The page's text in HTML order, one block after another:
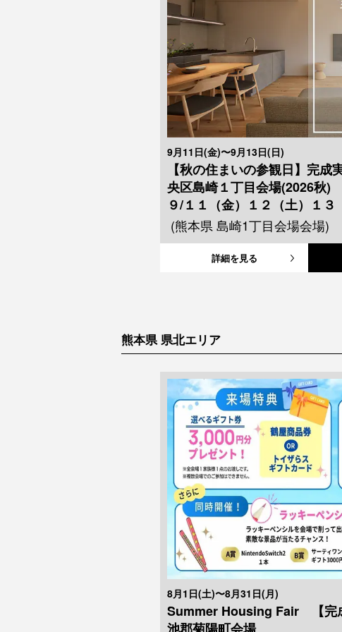
9月11日(金)〜9月13日(日)
【秋の住まいの参観日】完
央区島崎１丁目会場(2026秋)
９/１１（金）１２（土）１３
(熊本県 島崎1丁目会場会場)
詳細を見る
熊本県 県北エリア
8月1日(土)〜8月31日(月)
Summer Housing Fair 【完